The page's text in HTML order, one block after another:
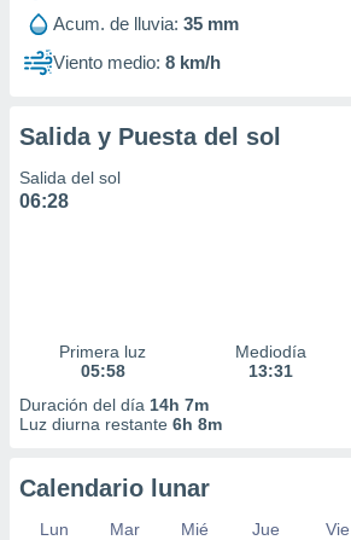
1199
Acum. de lluvia: 35 mm
Viento medio: 8 km/h
Salida y Puesta del sol
Salida del sol
06:28
Primera luz
05:58
Mediodía
13:31
Duración del día 14h 7m
Luz diurna restante 6h 8m
Calendario lunar
Lun Mar Mié Jue Vie